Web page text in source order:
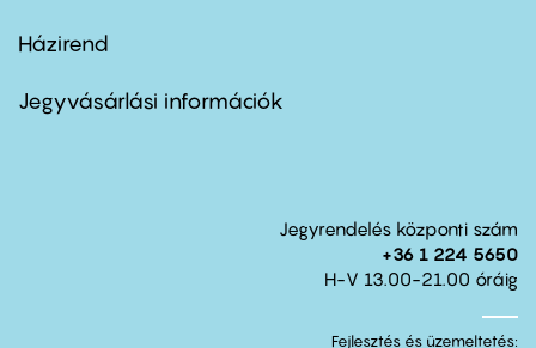
Footer
second
Házirend
Jegyvásárlási információk
Jegyrendelés központi szám
+36 1 224 5650
H-V 13.00-21.00 óráig
Fejlesztés és üzemeltetés: